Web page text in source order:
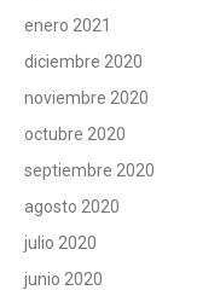
enero 2021
diciembre 2020
noviembre 2020
octubre 2020
septiembre 2020
agosto 2020
julio 2020
junio 2020